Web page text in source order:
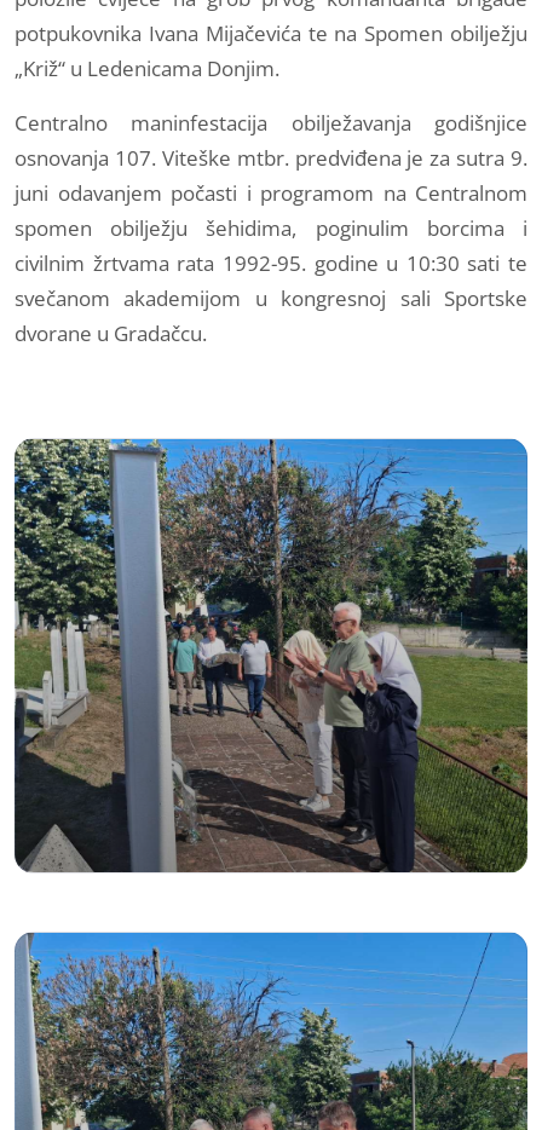
potpukovnika Ivana Mijačevića te na Spomen obilježju
„Križ“ u Ledenicama Donjim.
Centralno maninfestacija obilježavanja godišnjice
osnovanja 107. Viteške mtbr. predviđena je za sutra 9.
juni odavanjem počasti i programom na Centralnom
spomen obilježju šehidima, poginulim borcima i
civilnim žrtvama rata 1992-95. godine u 10:30 sati te
svečanom akademijom u kongresnoj sali Sportske
dvorane u Gradačcu.